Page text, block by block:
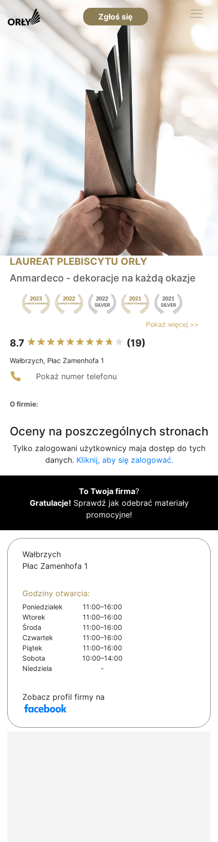
Zgłoś się
LAUREAT PLEBISCYTU ORŁY
Anmardeco - dekoracje na każdą okazje
Pokaż więcej >>
8.7 (19)
Wałbrzych, Płac Zamenhofa 1
Pokaż numer telefonu
O firmie:
Oceny na poszczególnych stronach
Tylko zalogowani użytkownicy maja dostęp do tych
danych. Kliknij, aby się zalogować.
To Twoja firma?
Gratulacje! Sprawdź jak odebrać materiały
promocyjne!
Wałbrzych
Płac Zamenhofa 1
Godziny otwarcia:
Poniedziałek
11:00–16:00
Wtorek
11:00–16:00
Środa
11:00–16:00
Czwartek
11:00–16:00
Piątek
11:00–16:00
Sobota
10:00–14:00
Niedziela
-
Zobacz profil firmy na